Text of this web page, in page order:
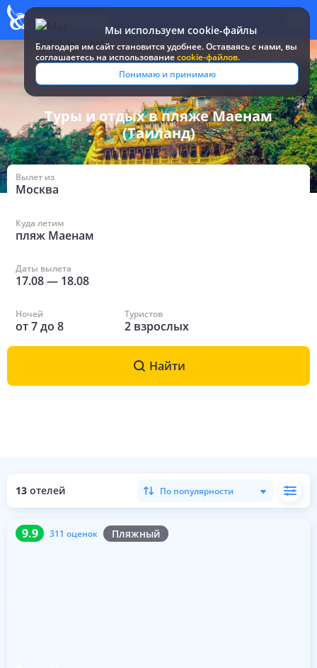
Мы используем cookie-файлы
Благодаря им сайт становится удобнее. Оставаясь c нами, вы
соглашаетесь на использованиеcookie-файлов.
Понимаю и принимаю
Все туры и путевки / Таиланд / в пляже Маенам
Туры и отдых в пляже Маенам
(Таиланд)
Вылет из
Москва
Куда летим
пляж Маенам
Даты вылета
17.08— 18.08
Ночей
от7до 8
Туристов
2 взрослых
Найти
13 отелей По популярности
9.9 311 оценок Пляжный
9.9 311 оценок